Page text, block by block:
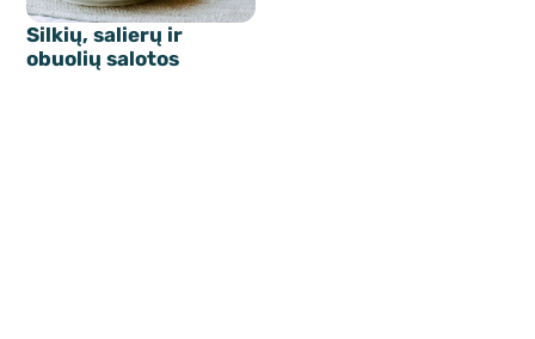
Silkių, salierų ir
obuolių salotos